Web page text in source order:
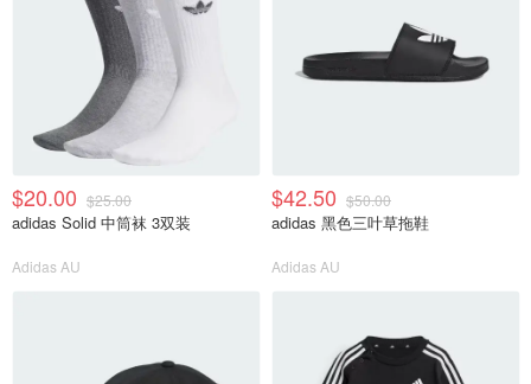
$20.00 $25.00
adidas Solid 中筒袜 3双装
Adidas AU
$42.50 $50.00
adidas 黑色三叶草拖鞋
Adidas AU